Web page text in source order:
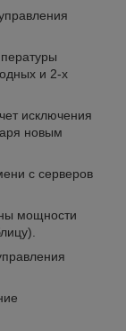
и 2-х
исключения
новым
с серверов
мощности